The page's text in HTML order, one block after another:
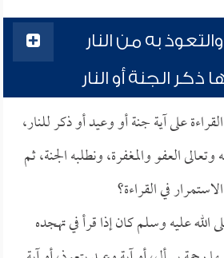
به من النار
ذكر الجنة أو النار
على آية جنة أو وعيد أو ذكر للنار،
العفو والمغفرة، ونطلبه الجنة، ثم
في القراءة؟
الله عليه وسلم كان إذا قرأ في تهجده